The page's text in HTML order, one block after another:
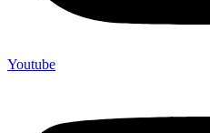
Youtube